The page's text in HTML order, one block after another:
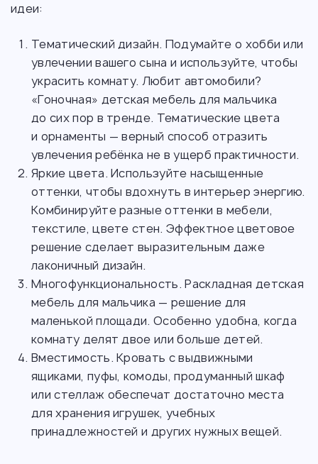
идеи:
Тематический дизайн. Подумайте о хобби или
увлечении вашего сына и используйте, чтобы
украсить комнату. Любит автомобили?
«Гоночная» детская мебель для мальчика
до сих пор в тренде. Тематические цвета
и орнаменты — верный способ отразить
увлечения ребёнка не в ущерб практичности.
Яркие цвета. Используйте насыщенные
оттенки, чтобы вдохнуть в интерьер энергию.
Комбинируйте разные оттенки в мебели,
текстиле, цвете стен. Эффектное цветовое
решение сделает выразительным даже
лаконичный дизайн.
Многофункциональность. Раскладная детская
мебель для мальчика — решение для
маленькой площади. Особенно удобна, когда
комнату делят двое или больше детей.
Вместимость. Кровать с выдвижными
ящиками, пуфы, комоды, продуманный шкаф
или стеллаж обеспечат достаточно места
для хранения игрушек, учебных
принадлежностей и других нужных вещей.